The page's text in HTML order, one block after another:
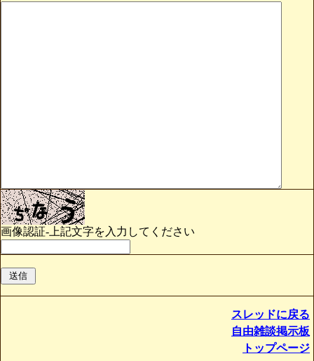
画像認証-上記文字を入力してください
スレッドに戻る
自由雑談掲示板
トップページ